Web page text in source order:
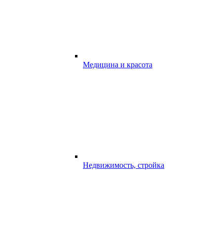
Медицина и красота
Недвижимость, стройка